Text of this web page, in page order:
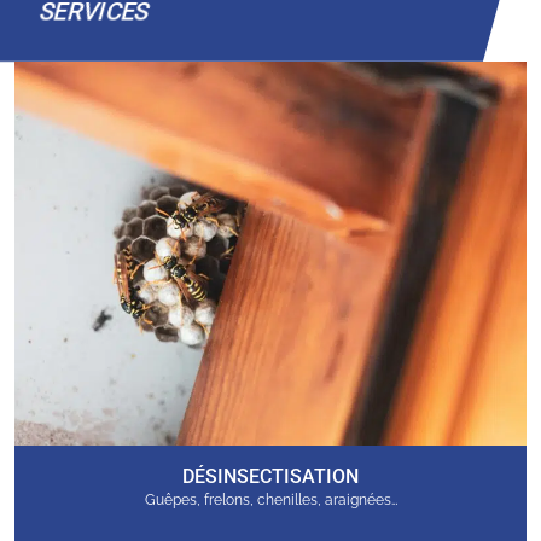
SERVICES
DÉSINSECTISATION
Guêpes, frelons, chenilles, araignées…